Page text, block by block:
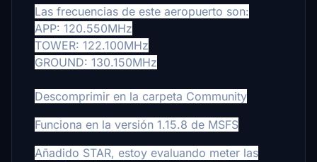
Las frecuencias de este aeropuerto son:
APP: 120.550MHz
TOWER: 122.100MHz
GROUND: 130.150MHz
Descomprimir en la carpeta Community
Funciona en la versión 1.15.8 de MSFS
Añadido STAR, estoy evaluando meter las